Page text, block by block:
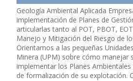
Geología Ambiental Aplicada
implementación de Planes de
articularlas tanto al POT, PBOT,
Manejo y Mitigación del Riesgo de
Orientamos a las pequeñas
Minera (UPM) sobre cómo manejar
implementar los Planes
de formalización de su explotación.